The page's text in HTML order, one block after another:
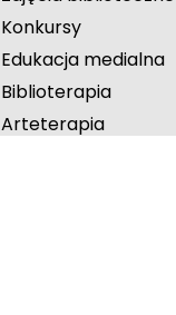
Konkursy
Edukacja medialna
Biblioterapia
Arteterapia